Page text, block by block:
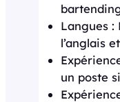
Langues :
l’anglais
un poste